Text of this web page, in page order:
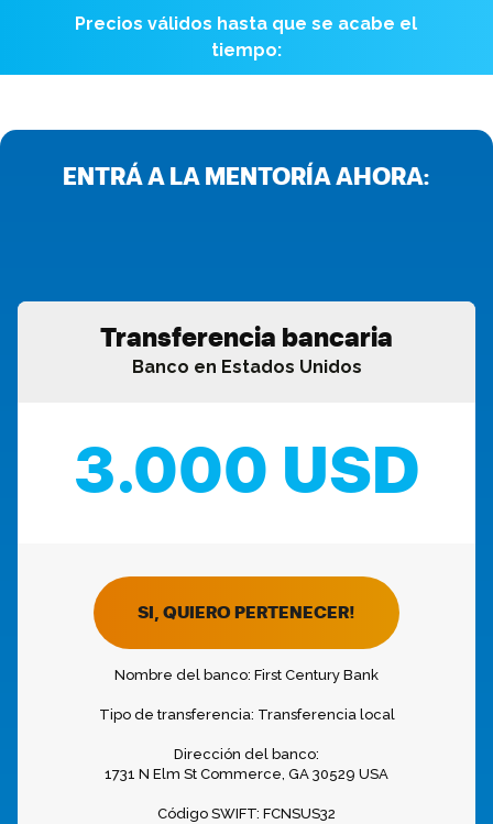
Precios válidos hasta que se acabe el
tiempo:
ENTRÁ A LA MENTORÍA AHORA:
Transferencia bancaria
Banco en Estados Unidos
3.000 USD
SI, QUIERO PERTENECER!
Nombre del banco: First Century Bank
Tipo de transferencia: Transferencia local
Dirección del banco:
1731 N Elm St Commerce, GA 30529 USA
Código SWIFT: FCNSUS32